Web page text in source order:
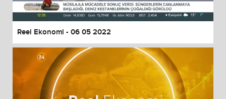
Reel Ekonomi - 06 05 2022